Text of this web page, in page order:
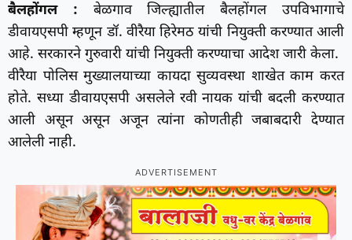
बैलहोंगल : बेळगाव जिल्ह्यातील बैलहोंगल उपविभागाचे
डीवायएसपी म्हणून डॉ. वीरैया हिरेमठ यांची नियुक्ती करण्यात आली
आहे. सरकारने गुरुवारी यांची नियुक्ती करण्याचा आदेश जारी केला.
वीरैया पोलिस मुख्यालयाच्या कायदा सुव्यवस्था शाखेत काम करत
होते. सध्या डीवायएसपी असलेले रवी नायक यांची बदली करण्यात
आली असून असून अजून त्यांना कोणतीही जबाबदारी देण्यात
आलेली नाही.
ADVERTISEMENT